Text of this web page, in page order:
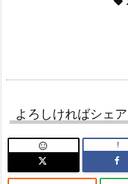
よろしければシェ
 !